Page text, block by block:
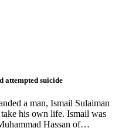
attempted suicide
a man, Ismail Sulaiman
his own life. Ismail was
Hassan of…